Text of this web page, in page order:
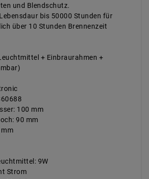
und Blendschutz.
bis 50000 Stunden für
über 10 Stunden Brennenzeit
+ Einbraurahmen +
100 mm
90 mm
9W
Strom